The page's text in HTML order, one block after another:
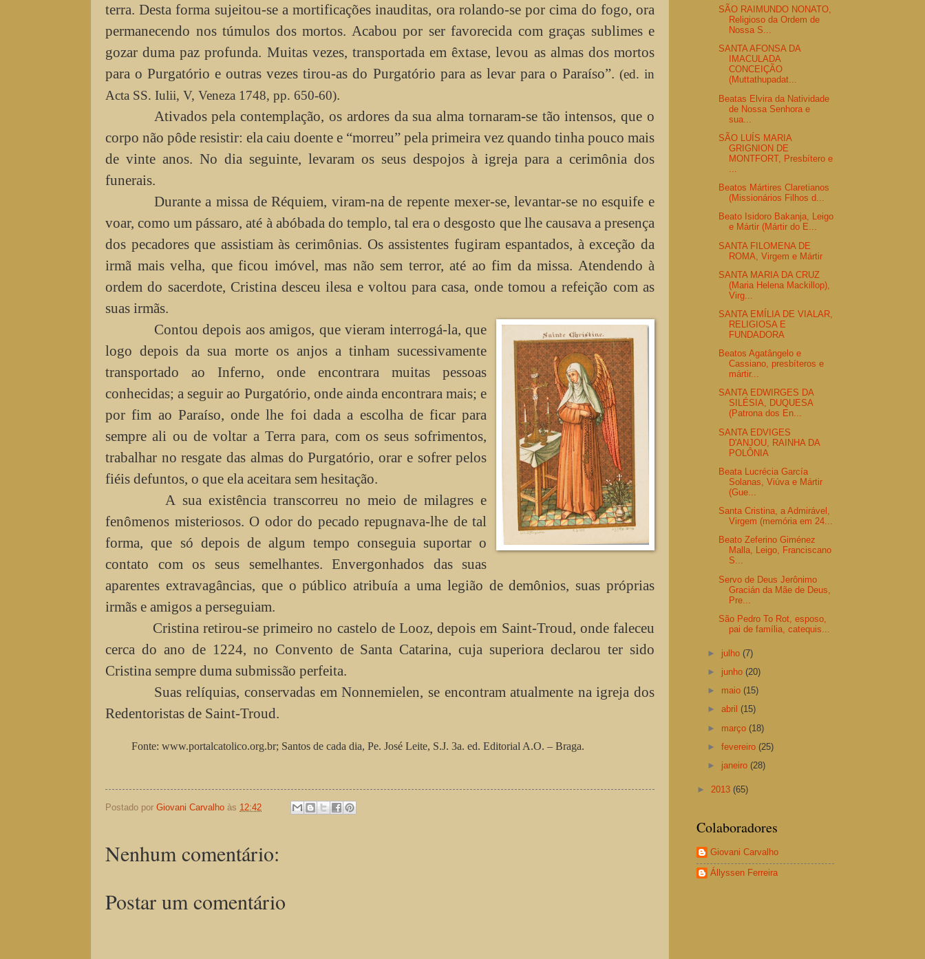
terra. Desta forma sujeitou-se a mortificações inauditas, ora rolando-se por cima do fogo, ora
permanecendo nos túmulos dos mortos. Acabou por ser favorecida com graças sublimes e
gozar duma paz profunda. Muitas vezes, transportada em êxtase, levou as almas dos mortos
para o Purgatório e outras vezes tirou-as do Purgatório para as levar para o Paraíso”. (ed. in
Acta SS. Iulii, V, Veneza 1748, pp. 650-60).
Ativados pela contemplação, os ardores da sua alma tornaram-se tão intensos, que o
corpo não pôde resistir: ela caiu doente e “morreu” pela primeira vez quando tinha pouco mais
de vinte anos. No dia seguinte, levaram os seus despojos à igreja para a cerimônia dos
funerais.
Durante a missa de Réquiem, viram-na de repente mexer-se, levantar-se no esquife e
voar, como um pássaro, até à abóbada do templo, tal era o desgosto que lhe causava a presença
dos pecadores que assistiam às cerimônias. Os assistentes fugiram espantados, à exceção da
irmã mais velha, que ficou imóvel, mas não sem terror, até ao fim da missa. Atendendo à
ordem do sacerdote, Cristina desceu ilesa e voltou para casa, onde tomou a refeição com as
suas irmãs.
Contou depois aos amigos, que vieram interrogá-la, que
logo depois da sua morte os anjos a tinham sucessivamente
transportado ao Inferno, onde encontrara muitas pessoas
conhecidas; a seguir ao Purgatório, onde ainda encontrara mais; e
por fim ao Paraíso, onde lhe foi dada a escolha de ficar para
sempre ali ou de voltar a Terra para, com os seus sofrimentos,
trabalhar no resgate das almas do Purgatório, orar e sofrer pelos
fiéis defuntos, o que ela aceitara sem hesitação.
A sua existência transcorreu no meio de milagres e
fenômenos misteriosos. O odor do pecado repugnava-lhe de tal
forma, que só depois de algum tempo conseguia suportar o
contato com os seus semelhantes. Envergonhados das suas
aparentes extravagâncias, que o público atribuía a uma legião de demônios, suas próprias
irmãs e amigos a perseguiam.
Cristina retirou-se primeiro no castelo de Looz, depois em Saint-Troud, onde faleceu
cerca do ano de 1224, no Convento de Santa Catarina, cuja superiora declarou ter sido
Cristina sempre duma submissão perfeita.
Suas relíquias, conservadas em Nonnemielen, se encontram atualmente na igreja dos
Redentoristas de Saint-Troud.
Fonte: www.portalcatolico.org.br; Santos de cada dia, Pe. José Leite, S.J. 3a. ed. Editorial A.O. – Braga.
Postado por Giovani Carvalho às 12:42
Nenhum comentário:
Postar um comentário
SÃO RAIMUNDO NONATO,
Religioso da Ordem de
Nossa S...
SANTA AFONSA DA
IMACULADA
CONCEIÇÃO
(Muttathupadat...
Beatas Elvira da Natividade
de Nossa Senhora e
sua...
SÃO LUÍS MARIA
GRIGNION DE
MONTFORT, Presbítero e
Beatos Mártires Claretianos
(Missionários Filhos d...
Beato Isidoro Bakanja, Leigo
e Mártir (Mártir do E...
SANTA FILOMENA DE
ROMA, Virgem e Mártir
SANTA MARIA DA CRUZ
(Maria Helena Mackillop),
Virg...
SANTA EMÍLIA DE VIALAR,
RELIGIOSA E
FUNDADORA
Beatos Agatângelo e
Cassiano, presbíteros e
mártir...
SANTA EDWIRGES DA
SILÉSIA, DUQUESA
(Patrona dos En...
SANTA EDVIGES
D'ANJOU, RAINHA DA
POLÔNIA
Beata Lucrécia García
Solanas, Viúva e Mártir
(Gue...
Santa Cristina, a Admirável,
Virgem (memória em 24...
Beato Zeferino Giménez
Malla, Leigo, Franciscano
S...
Servo de Deus Jerônimo
Gracián da Mãe de Deus,
Pre...
São Pedro To Rot, esposo,
pai de família, catequis...
► julho(7)
► junho(20)
► maio(15)
►abril(15)
► março(18)
►fevereiro(25)
► janeiro(28)
► 2013 (65)
Colaboradores
Giovani Carvalho
Állyssen Ferreira